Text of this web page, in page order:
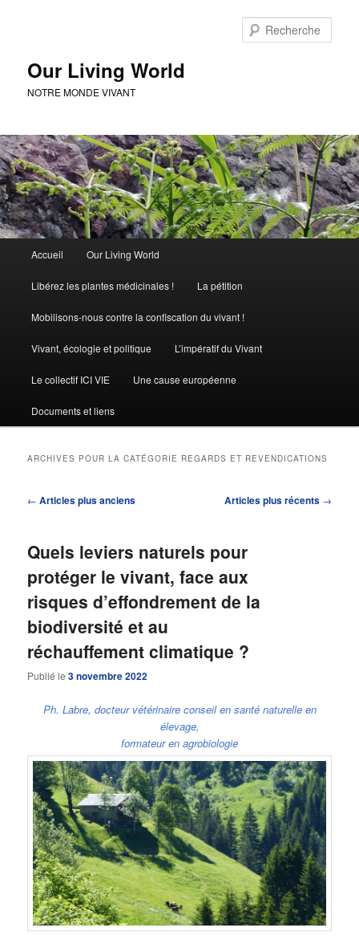
Our Living World
NOTRE MONDE VIVANT
principal
Aller
au
contenu
principal
Aller
au
contenu
secondaire
Accueil Our Living World
Libérez les plantes médicinales ! La pétition
Mobilisons-nous contre la confiscation du vivant !
Vivant, écologie et politique L’impératif du Vivant
Le collectif ICI VIE Une cause européenne
Documents et liens
ARCHIVES POUR LA CATÉGORIE REGARDS ET REVENDICATIONS
Navigation
← Articles plus anciens Articles plus récents →
Quels leviers naturels pour
protéger le vivant, face aux
risques d’effondrement de la
biodiversité et au
réchauffement climatique ?
Publié le3 novembre 2022
Ph. Labre, docteur vétérinaire conseil en santé naturelle en
élevage,
formateur en agrobiologie